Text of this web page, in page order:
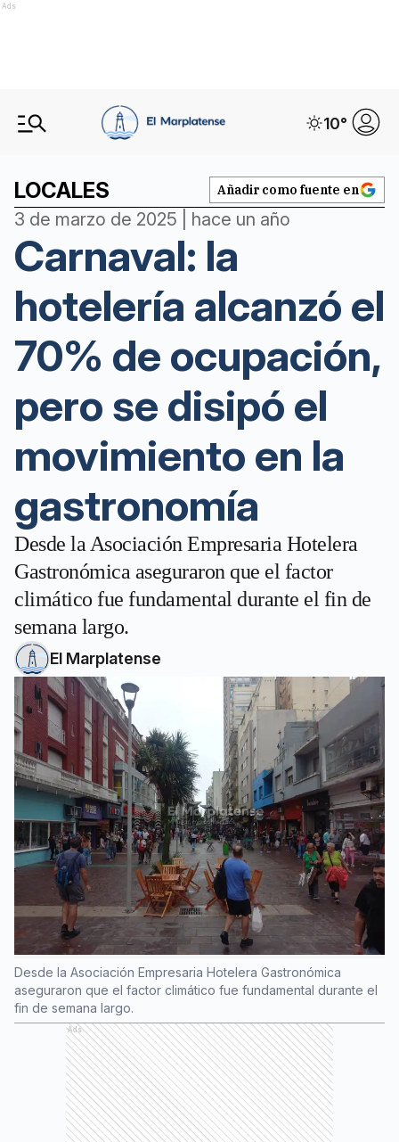
Ads
10°
LOCALES Añadir como fuente en
3 de marzo de 2025 | hace un año
Carnaval: la
hotelería alcanzó el
70% de ocupación,
pero se disipó el
movimiento en la
gastronomía
Desde la Asociación Empresaria Hotelera
Gastronómica aseguraron que el factor
climático fue fundamental durante el fin de
semana largo.
El Marplatense
Desde la Asociación Empresaria Hotelera Gastronómica
aseguraron que el factor climático fue fundamental durante el
fin de semana largo.
Ads